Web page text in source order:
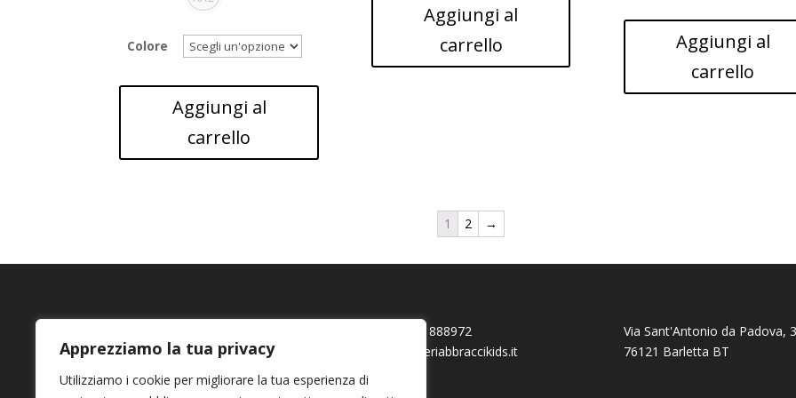
Apprezziamo la tua privacy
Utilizziamo i cookie per migliorare la tua esperienza di
Colore
Aggiungi al
carrello
Aggiungi al
carrello
Aggiungi al
carrello
1 2 →
+39 0883 888972
info@teneriabbraccikids.it
Via Sant'Antonio da Padova,
76121 Barletta BT